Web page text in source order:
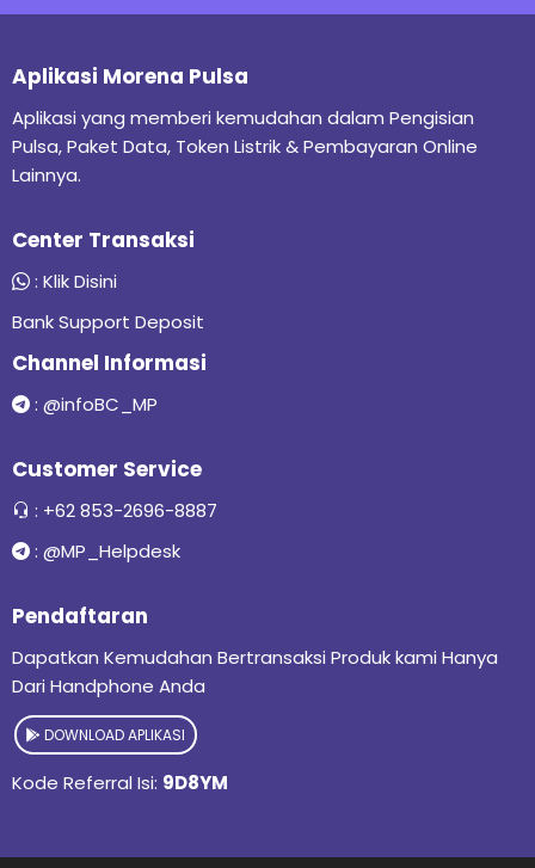
Aplikasi Morena Pulsa
Aplikasi yang memberi kemudahan dalam Pengisian
Pulsa, Paket Data, Token Listrik & Pembayaran Online
Lainnya.
Center Transaksi
: Klik Disini
Bank Support Deposit
Channel Informasi
: @infoBC_MP
Customer Service
: +62 853-2696-8887
: @MP_Helpdesk
Pendaftaran
Dapatkan Kemudahan Bertransaksi Produk kami Hanya
Dari Handphone Anda
DOWNLOAD APLIKASI
Kode Referral Isi: 9D8YM